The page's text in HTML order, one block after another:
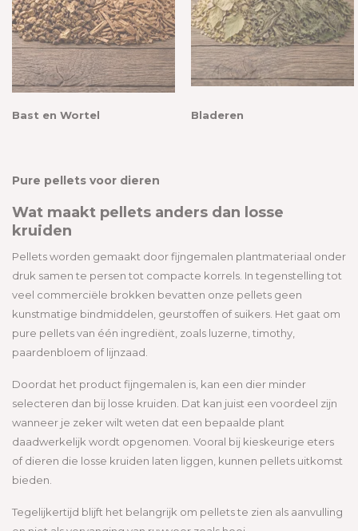
Bast en Wortel Bladeren
Pure pellets voor dieren
Wat maakt pellets anders dan losse
kruiden
Pellets worden gemaakt door fijngemalen plantmateriaal onder
druk samen te persen tot compacte korrels. In tegenstelling tot
veel commerciële brokken bevatten onze pellets geen
kunstmatige bindmiddelen, geurstoffen of suikers. Het gaat om
pure pellets van één ingrediënt, zoals luzerne, timothy,
paardenbloem of lijnzaad.
Doordat het product fijngemalen is, kan een dier minder
selecteren dan bij losse kruiden. Dat kan juist een voordeel zijn
wanneer je zeker wilt weten dat een bepaalde plant
daadwerkelijk wordt opgenomen. Vooral bij kieskeurige eters
of dieren die losse kruiden laten liggen, kunnen pellets uitkomst
bieden.
Tegelijkertijd blijft het belangrijk om pellets te zien als aanvulling